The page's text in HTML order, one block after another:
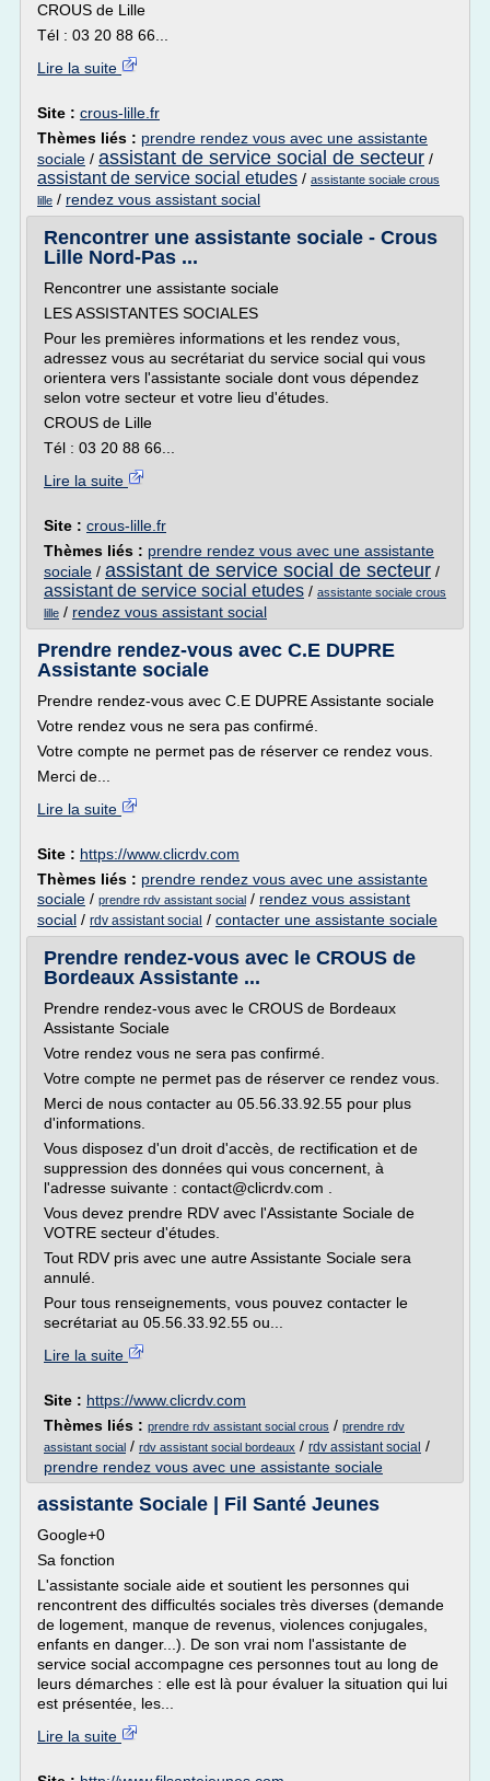
CROUS de Lille
Tél : 03 20 88 66...
Lire la suite
Site : crous-lille.fr
Thèmes liés : prendre rendez vous avec une assistante
sociale / assistant de service social de secteur /
assistant de service social etudes / assistante sociale crous
lille / rendez vous assistant social
Rencontrer une assistante sociale - Crous
Lille Nord-Pas ...
Rencontrer une assistante sociale
LES ASSISTANTES SOCIALES
Pour les premières informations et les rendez vous,
adressez vous au secrétariat du service social qui vous
orientera vers l'assistante sociale dont vous dépendez
selon votre secteur et votre lieu d'études.
CROUS de Lille
Tél : 03 20 88 66...
Lire la suite
Site : crous-lille.fr
Thèmes liés : prendre rendez vous avec une assistante
sociale / assistant de service social de secteur /
assistant de service social etudes / assistante sociale crous
lille / rendez vous assistant social
Prendre rendez-vous avec C.E DUPRE
Assistante sociale
Prendre rendez-vous avec C.E DUPRE Assistante sociale
Votre rendez vous ne sera pas confirmé.
Votre compte ne permet pas de réserver ce rendez vous.
Merci de...
Lire la suite
Site : https://www.clicrdv.com
Thèmes liés : prendre rendez vous avec une assistante
sociale / prendre rdv assistant social / rendez vous assistant
social / rdv assistant social / contacter une assistante sociale
Prendre rendez-vous avec le CROUS de
Bordeaux Assistante ...
Prendre rendez-vous avec le CROUS de Bordeaux
Assistante Sociale
Votre rendez vous ne sera pas confirmé.
Votre compte ne permet pas de réserver ce rendez vous.
Merci de nous contacter au 05.56.33.92.55 pour plus
d'informations.
Vous disposez d'un droit d'accès, de rectification et de
suppression des données qui vous concernent, à
l'adresse suivante : contact@clicrdv.com .
Vous devez prendre RDV avec l'Assistante Sociale de
VOTRE secteur d'études.
Tout RDV pris avec une autre Assistante Sociale sera
annulé.
Pour tous renseignements, vous pouvez contacter le
secrétariat au 05.56.33.92.55 ou...
Lire la suite
Site : https://www.clicrdv.com
Thèmes liés : prendre rdv assistant social crous / prendre rdv
assistant social / rdv assistant social bordeaux / rdv assistant social /
prendre rendez vous avec une assistante sociale
assistante Sociale | Fil Santé Jeunes
Google+0
Sa fonction
L'assistante sociale aide et soutient les personnes qui
rencontrent des difficultés sociales très diverses (demande
de logement, manque de revenus, violences conjugales,
enfants en danger...). De son vrai nom l'assistante de
service social accompagne ces personnes tout au long de
leurs démarches : elle est là pour évaluer la situation qui lui
est présentée, les...
Lire la suite